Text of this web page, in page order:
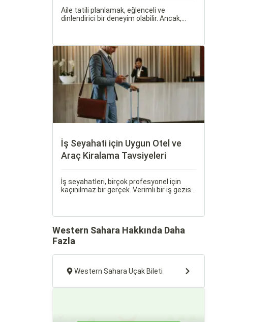
Aile tatili planlamak, eğlenceli ve
dinlendirici bir deneyim olabilir. Ancak,
İş Seyahati için Uygun Otel ve
Araç Kiralama Tavsiyeleri
İş seyahatleri, birçok profesyonel için
kaçınılmaz bir gerçek. Verimli bir iş gezisi,
Western Sahara Hakkında Daha
Fazla
Western Sahara Uçak Bileti